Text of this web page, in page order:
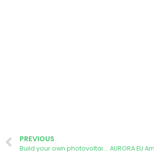
PREVIOUS
Build your own photovoltaic module workshop – Madrid